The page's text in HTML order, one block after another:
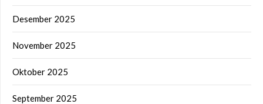
Desember 2025
November 2025
Oktober 2025
September 2025